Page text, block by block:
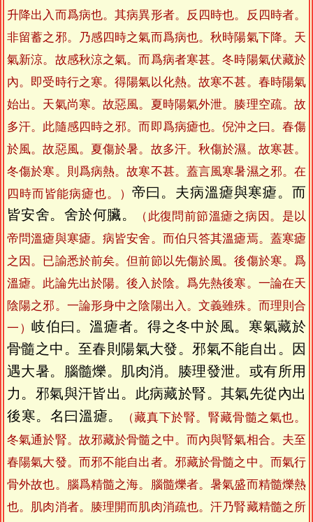
升降出入而爲病也。其病異形者。反四時也。反四時者。
非留蓄之邪。乃感四時之氣而爲病也。秋時陽氣下降。天
氣新涼。故感秋涼之氣。而爲病者寒甚。冬時陽氣伏藏於
內。即受時行之寒。得陽氣以化熱。故寒不甚。春時陽氣
始出。天氣尚寒。故惡風。夏時陽氣外泄。腠理空疏。故
多汗。此隨感四時之邪。而即爲病瘧也。倪沖之曰。春傷
於風。故惡風。夏傷於暑。故多汗。秋傷於濕。故寒甚。
冬傷於寒。則爲病熱。故寒不甚。蓋言風寒暑濕之邪。在
四時而皆能病瘧也。） 帝曰。夫病溫瘧與寒瘧。而
皆安舍。舍於何臟。
（此復問前節溫瘧之病因。是以
帝問溫瘧與寒瘧。病皆安舍。而伯只答其溫瘧焉。蓋寒瘧
之因。已諭悉於前矣。但前節以先傷於風。後傷於寒。爲
溫瘧。此論先出於陽。後入於陰。爲先熱後寒。一論在天
陰陽之邪。一論形身中之陰陽出入。文義雖殊。而理則合
一）岐伯曰。溫瘧者。得之冬中於風。寒氣藏於
骨髓之中。至春則陽氣大發。邪氣不能自出。因
遇大暑。腦髓爍。肌肉消。腠理發泄。或有所用
力。邪氣與汗皆出。此病藏於腎。其氣先從內出
後寒。名曰溫瘧。
（藏真下於腎。腎藏骨髓之氣也。
冬氣通於腎。故邪藏於骨髓之中。而內與腎氣相合。夫至
春陽氣大發。而邪不能自出者。邪藏於骨髓之中。而氣行
骨外故也。腦爲精髓之海。腦髓爍者。暑氣盛而精髓爍熱
也。肌肉消者。腠理開而肌肉消疏也。汗乃腎藏精髓之所